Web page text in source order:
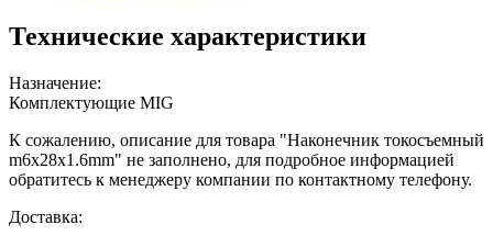
Технические характеристики
Назначение:
Комплектующие MIG
К сожалению, описание для товара "Наконечник токосъемный
m6х28х1.6mm" не заполнено, для подробное информацией
обратитесь к менеджеру компании по контактному телефону.
Доставка: